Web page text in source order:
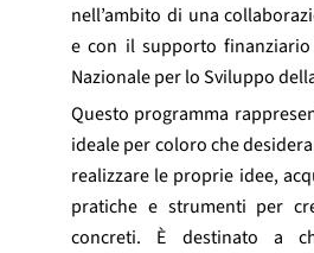
nell’ambito di una
e con il supporto
Nazionale per lo Sviluppo
Questo programma
ideale per coloro che
realizzare le proprie idee,
pratiche e strumenti per
concreti. È destinato a